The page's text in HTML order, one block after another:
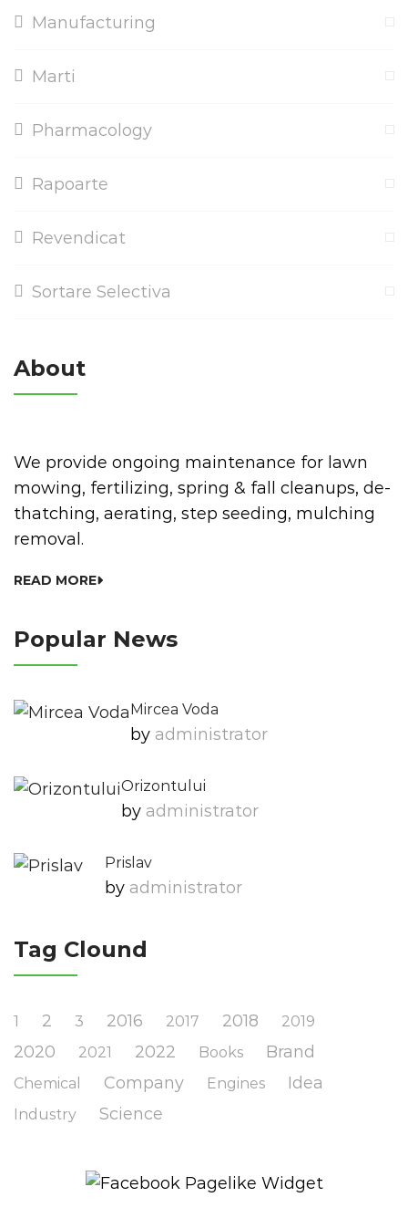
Manufacturing
Marti
Pharmacology
Rapoarte
Revendicat
Sortare Selectiva
About
We provide ongoing maintenance for lawn
mowing, fertilizing, spring & fall cleanups, de-
thatching, aerating, step seeding, mulching
removal.
READ MORE
Popular News
Mircea Voda
by Administrator
Orizontului
by Administrator
Prislav
by Administrator
Tag Clound
1 2 3 2016 2017 2018 2019
2020 2021 2022 Books Brand
Chemical Company Engines Idea
Industry Science